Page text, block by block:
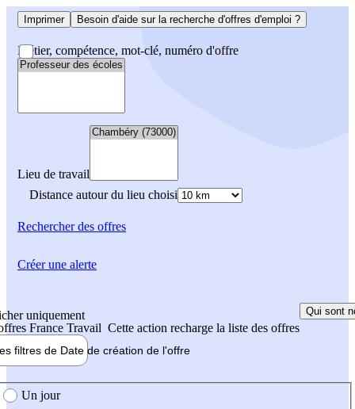
Imprimer Besoin d'aide sur la recherche d'offres d'emploi ?
Métier, compétence, mot-clé, numéro d'offre
Lieu de travail
Distance autour du lieu choisi
Rechercherdes offres
uniquement
France Travail Cette action recharge la liste des offres
Qui sont
filtres de Date de création de l'offre
création de l'offre
Un jour
Créer une alerte